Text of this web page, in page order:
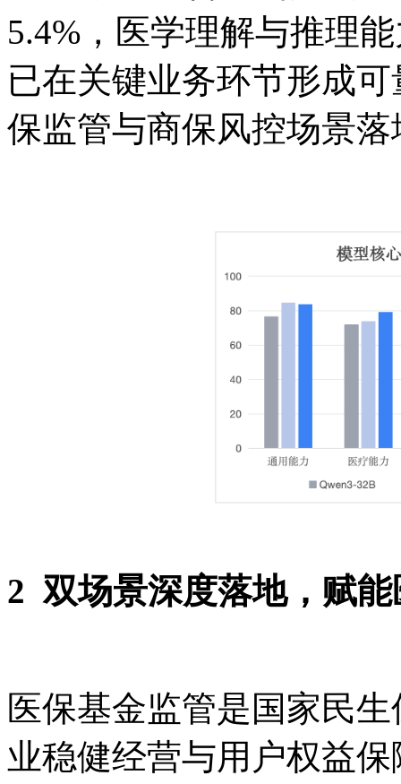
5.4%，医学理解与推理
已在关键业务环节形成
保监管与商保风控场景落
2 双场景深度落地，赋
医保基金监管是国家民
业稳健经营与用户权益